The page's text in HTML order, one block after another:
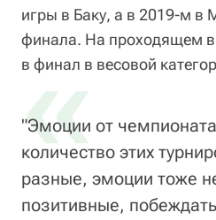
игры в Баку, а в 2019-м в
финала. На проходящем
в финал в весовой
«
"Эмоции от
количество этих
разные, эмоции тоже
позитивные,